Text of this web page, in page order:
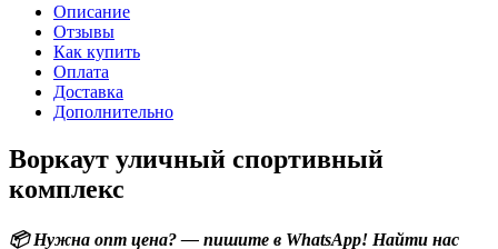
Описание
Отзывы
Как купить
Оплата
Доставка
Дополнительно
Воркаут уличный спортивный
комплекс
📦 Нужна опт цена? — пишите в WhatsApp! Найти нас